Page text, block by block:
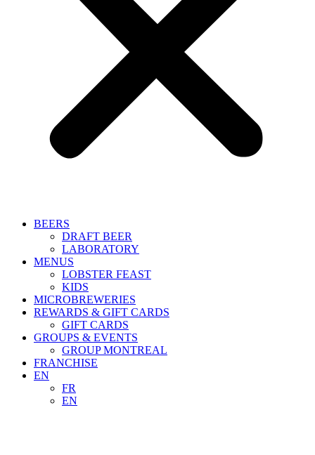
BEERS
DRAFT BEER
LABORATORY
MENUS
LOBSTER FEAST
KIDS
MICROBREWERIES
REWARDS & GIFT CARDS
GIFT CARDS
GROUPS & EVENTS
GROUP MONTREAL
FRANCHISE
EN
FR
EN